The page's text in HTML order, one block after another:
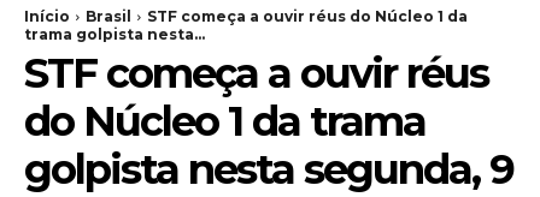
Início Brasil
STF começa a ouvir réus do Núcleo 1 da
trama golpista nesta...
STF começa a ouvir réus
do Núcleo 1 da trama
golpista nesta segunda, 9